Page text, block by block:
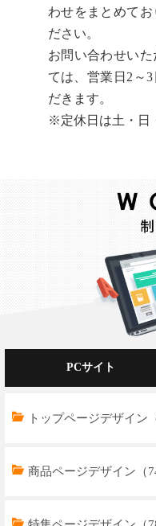
わせをまとめて
ださい。
お問い合わせい
ては、営業日2～
だきます。
※定休日は土・日
PCサイト
トップページデザイン
商品ページデザイン（